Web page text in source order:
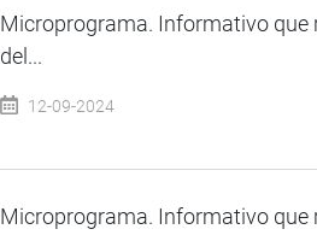
Microprograma. Informativo que
del...
12-09-2024
Microprograma. Informativo que